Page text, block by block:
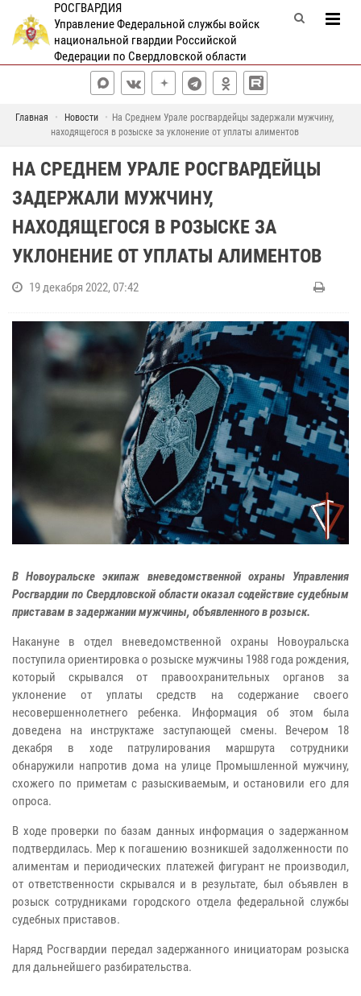
РОСГВАРДИЯ
Управление Федеральной службы войск
национальной гвардии Российской
Федерации по Свердловской области
Главная Новости
На Среднем Урале росгвардейцы задержали мужчину,
находящегося в розыске за уклонение от уплаты алиментов
НА СРЕДНЕМ УРАЛЕ РОСГВАРДЕЙЦЫ
ЗАДЕРЖАЛИ МУЖЧИНУ,
НАХОДЯЩЕГОСЯ В РОЗЫСКЕ ЗА
УКЛОНЕНИЕ ОТ УПЛАТЫ АЛИМЕНТОВ
19 декабря 2022, 07:42
В Новоуральске экипаж вневедомственной охраны Управления
Росгвардии по Свердловской области оказал содействие судебным
приставам в задержании мужчины, объявленного в розыск.
Накануне в отдел вневедомственной охраны Новоуральска
поступила ориентировка о розыске мужчины 1988 года рождения,
который скрывался от правоохранительных органов за
уклонение от уплаты средств на содержание своего
несовершеннолетнего ребенка. Информация об этом была
доведена на инструктаже заступающей смены. Вечером 18
декабря в ходе патрулирования маршрута сотрудники
обнаружили напротив дома на улице Промышленной мужчину,
схожего по приметам с разыскиваемым, и остановили его для
опроса.
В ходе проверки по базам данных информация о задержанном
подтвердилась. Мер к погашению возникшей задолженности по
алиментам и периодических платежей фигурант не производил,
от ответственности скрывался и в результате, был объявлен в
розыск сотрудниками городского отдела федеральной службы
судебных приставов.
Наряд Росгвардии передал задержанного инициаторам розыска
для дальнейшего разбирательства.